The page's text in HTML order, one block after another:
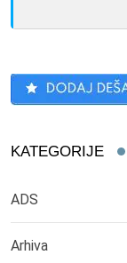
KATEGORIJE
ADS
Arhiva